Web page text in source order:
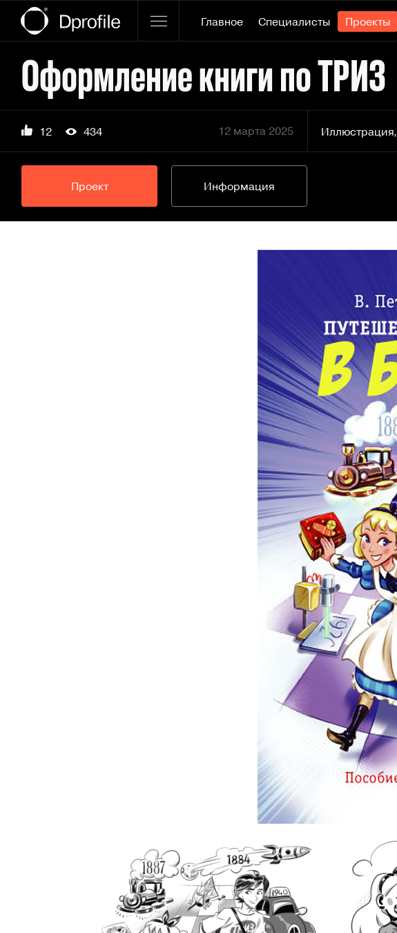
Главное Специалисты Проекты
Оформление книги по ТРИЗ
12 434 12 марта 2025 Иллюстрация,
Проект Информация